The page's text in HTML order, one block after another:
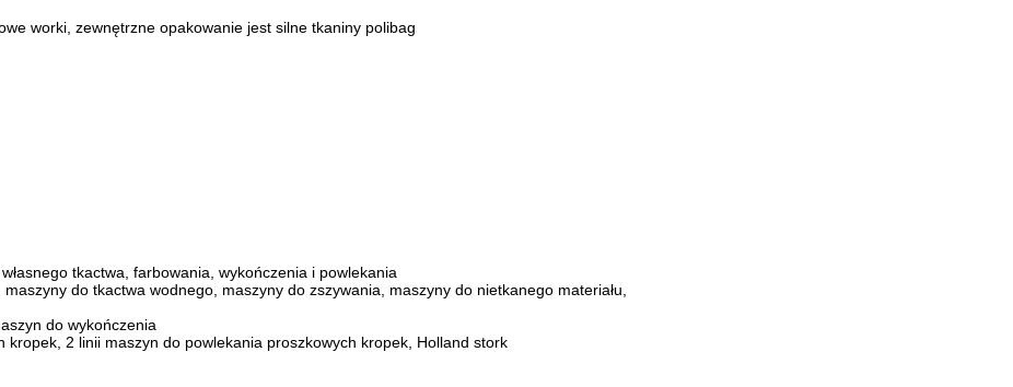
worki, zewnętrzne opakowanie jest silne tkaniny polibag
tkactwa, farbowania, wykończenia i powlekania
do tkactwa wodnego, maszyny do zszywania, maszyny do nietkanego materiału,
do wykończenia
2 linii maszyn do powlekania proszkowych kropek, Holland stork